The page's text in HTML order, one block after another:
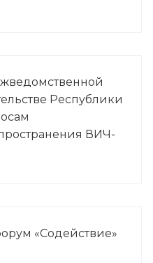
Республики
ВИЧ-
«Содействие»